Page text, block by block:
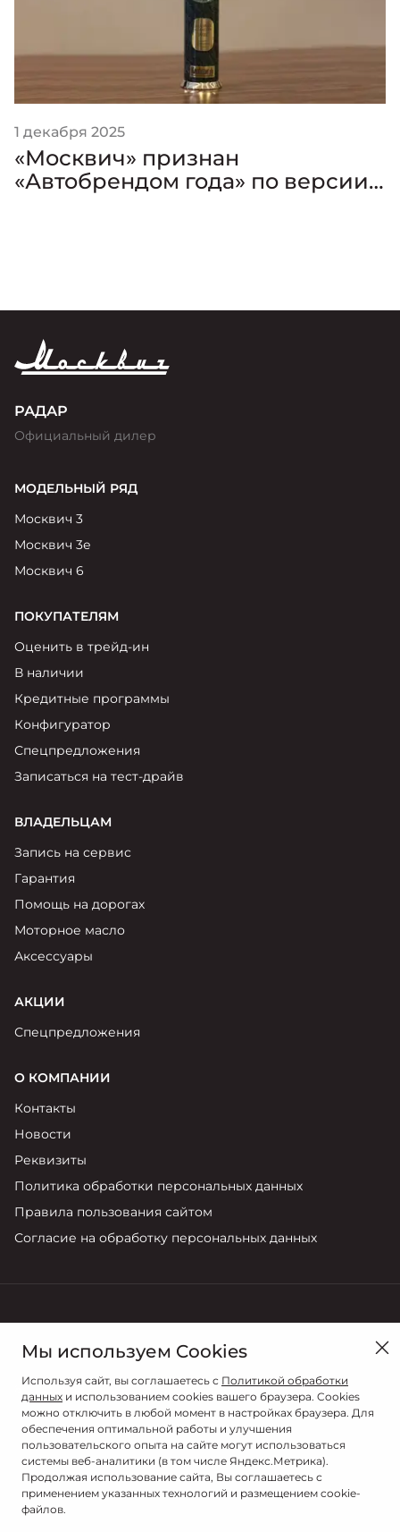
1 декабря 2025
«Москвич» признан
«Автобрендом года» по версии
РАДАР
Официальный дилер
МОДЕЛЬНЫЙ РЯД
Москвич 3
Москвич 3е
Москвич 6
ПОКУПАТЕЛЯМ
Оценить в трейд-ин
В наличии
Кредитные программы
Конфигуратор
Спецпредложения
Записаться на тест-драйв
ВЛАДЕЛЬЦАМ
Запись на сервис
Гарантия
Помощь на дорогах
Моторное масло
Аксессуары
АКЦИИ
Спецпредложения
О КОМПАНИИ
Контакты
Новости
Реквизиты
Политика обработки персональных данных
Правила пользования сайтом
Согласие на обработку персональных данных
8 (4932) 58-45-54 8 (4932) 58-45-54
© 2026
Мы используем Cookies
Используя сайт, вы соглашаетесь с Политикой обработки
данных и использованием cookies вашего браузера. Cookies
можно отключить в любой момент в настройках браузера. Для
обеспечения оптимальной работы и улучшения
пользовательского опыта на сайте могут использоваться
системы веб-аналитики (в том числе Яндекс.Метрика).
Продолжая использование сайта, Вы соглашаетесь с
применением указанных технологий и размещением cookie-
файлов.